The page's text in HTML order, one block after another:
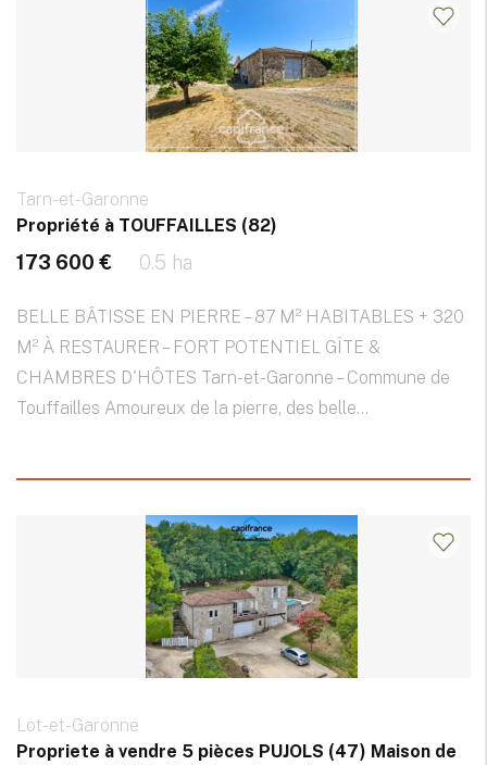
Tarn-et-Garonne
Propriété à TOUFFAILLES (82)
173 600 € 0.5 ha
BELLE BÂTISSE EN PIERRE – 87 M² HABITABLES + 320
M² À RESTAURER – FORT POTENTIEL GÎTE &
CHAMBRES D'HÔTES Tarn-et-Garonne – Commune de
Touffailles Amoureux de la pierre, des belle...
Lot-et-Garonne
Propriete à vendre 5 pièces PUJOLS (47) Maison de